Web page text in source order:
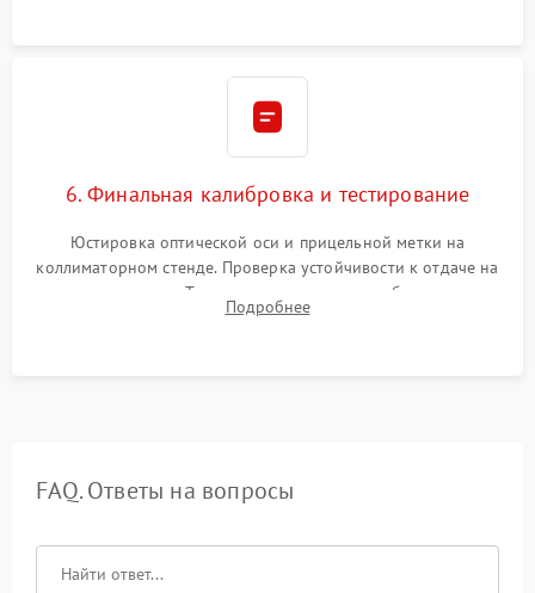
6. Финальная калибровка и тестирование
Юстировка оптической оси и прицельной метки на
коллиматорном стенде. Проверка устойчивости к отдаче на
ударном стенде. Тестирование качества изображения в
темноте, дальности обнаружения и корректной работы всех
Подробнее
FAQ. Ответы на вопросы